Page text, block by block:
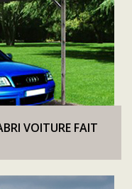
VOITURE FAIT